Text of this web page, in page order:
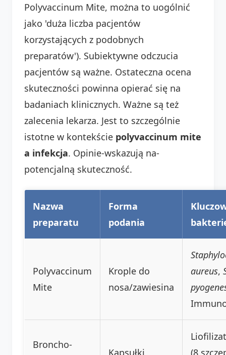
Polyvaccinum Mite, można to uogólnić
jako 'duża liczba pacjentów
korzystających z podobnych
preparatów'). Subiektywne odczucia
pacjentów są ważne. Ostateczna ocena
skuteczności powinna opierać się na
badaniach klinicznych. Ważne są też
zalecenia lekarza. Jest to szczególnie
istotne w kontekście polyvaccinum mite
a infekcja. Opinie-wskazują na-
potencjalną skuteczność.
Nazwa
preparatu
Forma
podania
Polyvaccinum
Mite
Krople do
nosa/zawiesina
aureus,
Broncho-
Kapsułki
(8